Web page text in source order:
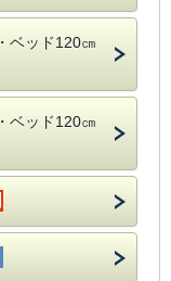
ベッド120㎝
ベッド120㎝